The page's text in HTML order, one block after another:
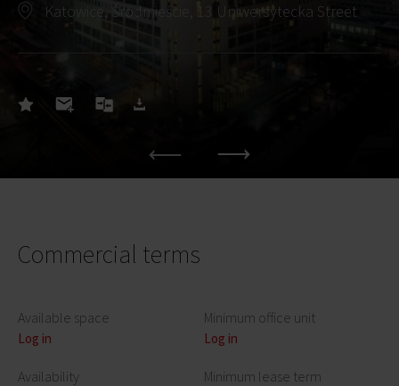
Katowice, Środmieście, 13 Uniwersytecka Street
Commercial terms
Available space
Log in
Availability
Minimum office unit
Log in
Minimum lease term